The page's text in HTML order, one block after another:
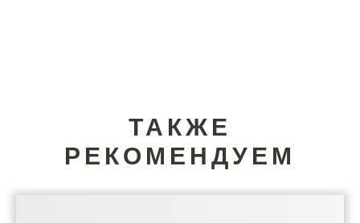
ТАКЖЕ
РЕКОМЕНДУЕМ